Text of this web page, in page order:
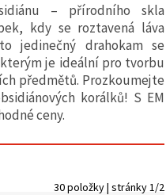
– přírodního skla
kdy se roztavená láva
jedinečný drahokam se
je ideální pro tvorbu
předmětů. Prozkoumejte
korálků! S EM
ceny.
30 položky | stránky 1/2